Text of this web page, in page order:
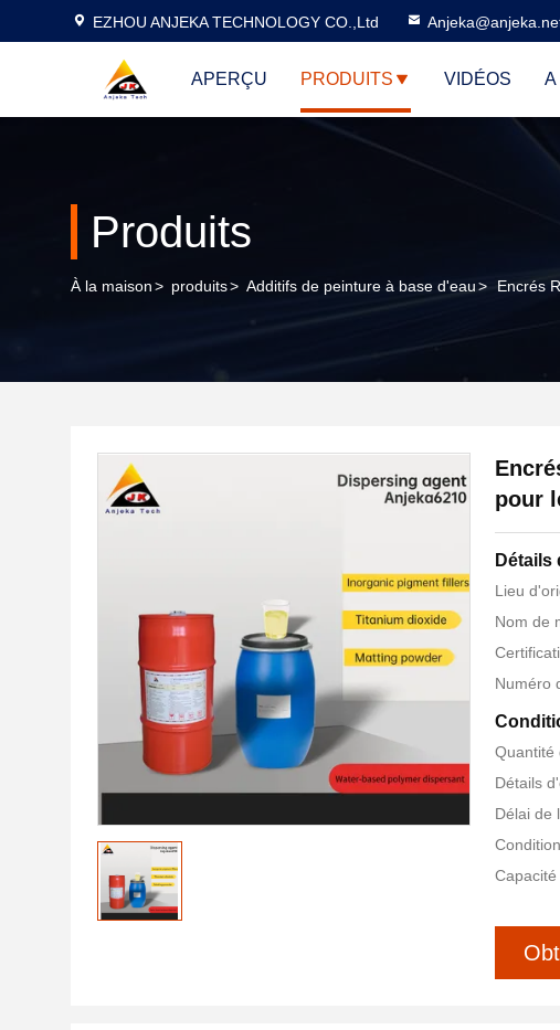
EZHOU ANJEKA TECHNOLOGY CO.,Ltd
APERÇU PRODUITS VIDÉOS A
Produits
À la maison> produits> Additifs de peinture à base d'eau> Encrés
pour
Détails
Lieu
Nom de
Numéro
Quantité
Détails
Délai de